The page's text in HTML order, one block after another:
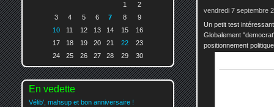
vendredi 7 septembre
Un petit test
Globalement
positionnement
1
2
3
4 5 6 7 8
9
10
11 12 13 14 15
16
17
18 19 20 21 22
23
24
25 26 27 28 29 30
En vedette
Vélib', mahsup et bon anniversaire !